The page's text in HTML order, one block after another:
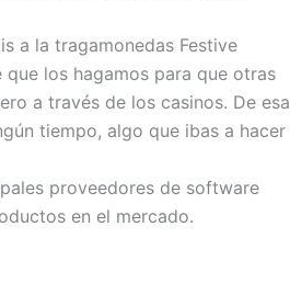
a la tragamonedas Festive
los hagamos para que otras
a través de los casinos. De esa
tiempo, algo que ibas a hacer
proveedores de software
en el mercado.